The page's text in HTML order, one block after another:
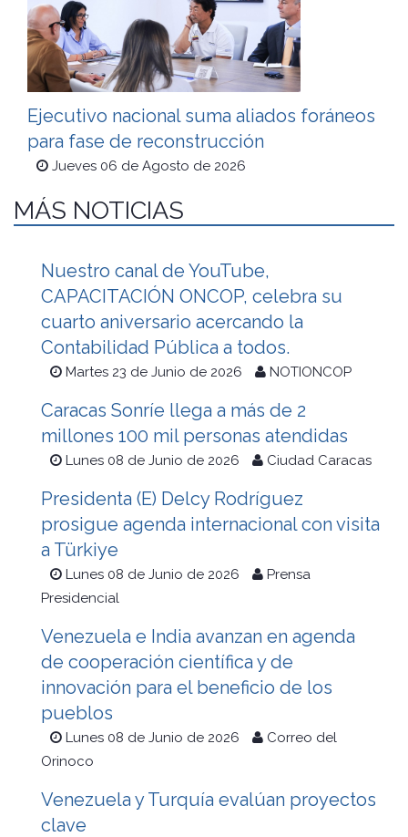
Ejecutivo nacional suma aliados foráneos
para fase de reconstrucción
Jueves 06 de Agosto de 2026
MÁS NOTICIAS
Nuestro canal de YouTube,
CAPACITACIÓN ONCOP, celebra su
cuarto aniversario acercando la
Contabilidad Pública a todos.
Martes 23 de Junio de 2026 NOTIONCOP
Caracas Sonríe llega a más de 2
millones 100 mil personas atendidas
Lunes 08 de Junio de 2026 Ciudad Caracas
Presidenta (E) Delcy Rodríguez
prosigue agenda internacional con visita
a Türkiye
Lunes 08 de Junio de 2026
Prensa
Presidencial
Venezuela e India avanzan en agenda
de cooperación científica y de
innovación para el beneficio de los
pueblos
Lunes 08 de Junio de 2026
Correo del
Orinoco
Venezuela y Turquía evalúan proyectos
clave